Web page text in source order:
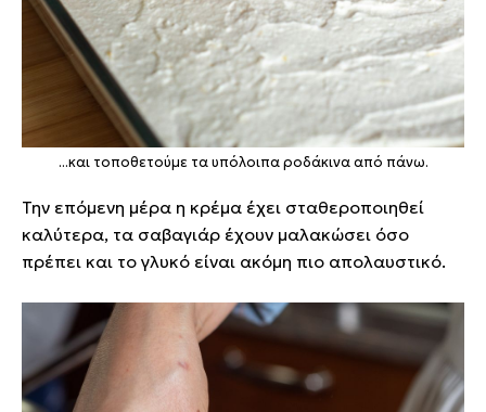
...και τοποθετούμε τα υπόλοιπα ροδάκινα από πάνω.
Την επόμενη μέρα η κρέμα έχει σταθεροποιηθεί
καλύτερα, τα σαβαγιάρ έχουν μαλακώσει όσο
πρέπει και το γλυκό είναι ακόμη πιο απολαυστικό.